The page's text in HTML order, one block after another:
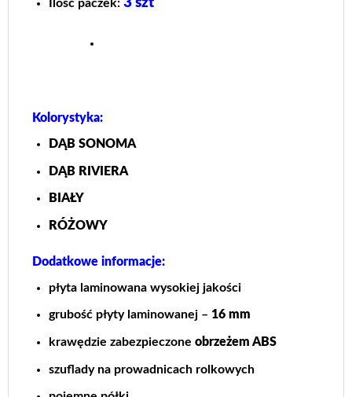
Ilość paczek: 3 szt
Kolorystyka:
DĄB SONOMA
DĄB RIVIERA
BIAŁY
RÓŻOWY
Dodatkowe informacje:
płyta laminowana wysokiej jakości
grubość płyty laminowanej – 16 mm
krawędzie zabezpieczone obrzeżem ABS
szuflady na prowadnicach rolkowych